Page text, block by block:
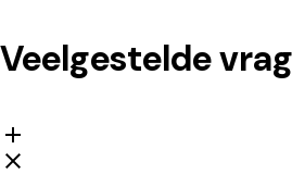
Veelgestelde